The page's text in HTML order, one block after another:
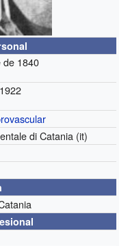
de 1840
di Catania (it)